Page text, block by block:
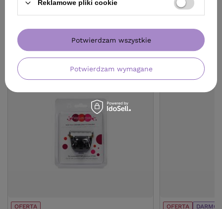
ZOBACZ RÓWNIEŻ
OFERTA OFERTA
Reklamowe pliki cookie
Potwierdzam wymagane
Potwierdzam wszystkie